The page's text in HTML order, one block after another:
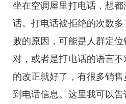
坐在空调屋里打电话，想
话。打电话被拒绝的次数
败的原因，可能是人群定
对，或者是打电话的语言
的改正就好了，有很多销
到电话信息。这里我可以